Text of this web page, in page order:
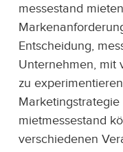
messestand
Entscheidung,
Unternehmen, mit
zu
mietmessestand
verschiedenen